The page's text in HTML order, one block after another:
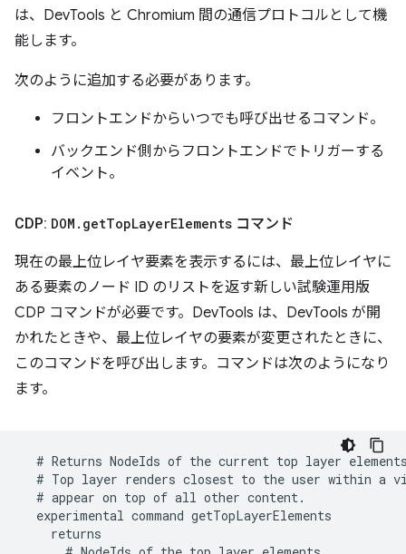
は、DevTools と Chromium 間の通信プロトコルとして機
能します。
次のように追加する必要があります。
フロントエンドからいつでも呼び出せるコマンド。
バックエンド側からフロントエンドでトリガーする
イベント。
CDP: DOM . getTopLayerElements コマンド
現在の最上位レイヤ要素を表示するには、最上位レイヤに
ある要素のノード ID のリストを返す新しい試験運用版
CDP コマンドが必要です。DevTools は、DevTools が開
かれたときや、最上位レイヤの要素が変更されたときに、
このコマンドを呼び出します。コマンドは次のようになり
ます。